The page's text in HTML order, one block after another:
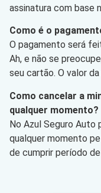
assinatura com base
Como é o
O pagamento será
Ah, e não se
seu cartão. O valor
Como cancelar a
qualquer momento?
No Azul Seguro Auto
qualquer momento
de cumprir período